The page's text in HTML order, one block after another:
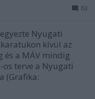
63
Nyugati
kívül az
és a MÁV mindig
os terve a Nyugati
(Grafika: